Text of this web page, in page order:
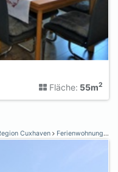
Fläche: 55m2
Cuxhaven Ferienwohnung Dorum-Neufeld